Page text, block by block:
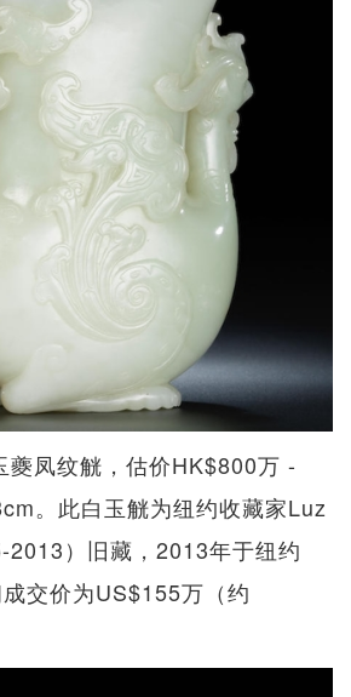
夔凤纹觥，估价HK$800万 -
。此白玉觥为纽约收藏家Luz
）旧藏，2013年于纽约
交价为US$155万（约